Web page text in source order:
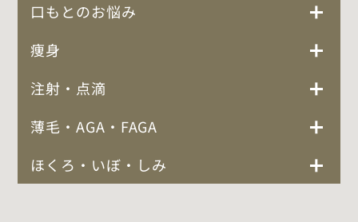
口もとのお悩み
痩身
注射・点滴
薄毛・AGA・FAGA
ほくろ・いぼ・しみ